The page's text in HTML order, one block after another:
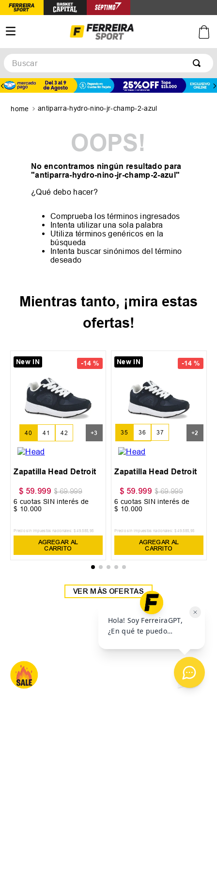
Buscar
antiparra-hydro-nino-jr-champ-2-azul
OOPS!
No encontramos ningún resultado para
"antiparra-hydro-nino-jr-champ-2-azul"
¿Qué debo hacer?
Comprueba los términos ingresados
Intenta utilizar una sola palabra
Utiliza términos genéricos en la
búsqueda
Intenta buscar sinónimos del término
deseado
Mientras tanto, ¡mira estas
ofertas!
-14 %
New IN
40 41 42 +3
Zapatilla Head Detroit
$ 59.999 $ 69.999
6 cuotas SIN interés de
$ 10 000
Precio sin impuestos nacionales: $ 49.585,95
AGREGAR AL
CARRITO
-14 %
New IN
35 36 37
38 39
+2
Zapatilla Head Detroit
$ 59.999 $ 69.999
6 cuotas SIN interés de
$ 10 000
Precio sin impuestos nacionales: $ 49.585,95
AGREGAR AL
CARRITO
VER MÁS OFERTAS
TÉRMINOS MÁS BUSCADOS
zapatillas
zapatillas mujer
zapatillas adidas